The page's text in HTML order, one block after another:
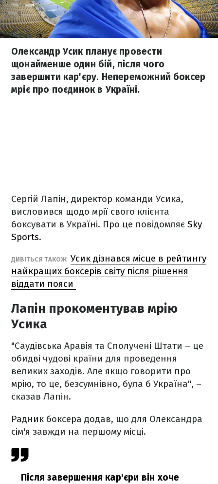
Олександр Усик планує провести
щонайменше один бій, після чого
завершити кар'єру. Непереможний боксер
мріє про поєдинок в Україні.
Сергій Лапін, директор команди Усика,
висловився щодо мрії свого клієнта
боксувати в Україні. Про це повідомляє Sky
Sports.
ДИВІТЬСЯ ТАКОЖ Усик дізнався місце в рейтингу
найкращих боксерів світу після рішення
віддати пояси
Лапін прокоментував мрію
Усика
"Саудівська Аравія та Сполучені Штати – це
обидві чудові країни для проведення
великих заходів. Але якщо говорити про
мрію, то це, безсумнівно, була б Україна", –
сказав Лапін.
Радник боксера додав, що для Олександра
сім'я завжди на першому місці.
Після завершення кар'єри він хоче